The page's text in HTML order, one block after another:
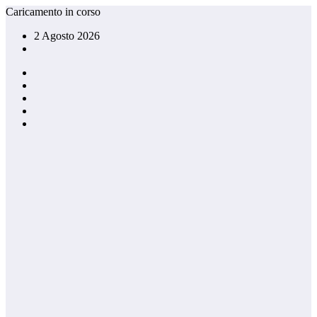
Vai
contenuto
Caricamento in corso
2 Agosto 2026